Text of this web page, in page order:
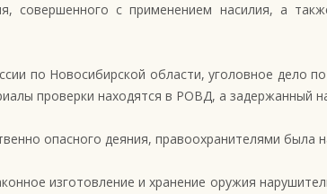
совершенного с применением насилия, а
по Новосибирской области, уголовное дело
проверки находятся в РОВД, а
опасного деяния, правоохранителями была
изготовление и хранение оружия